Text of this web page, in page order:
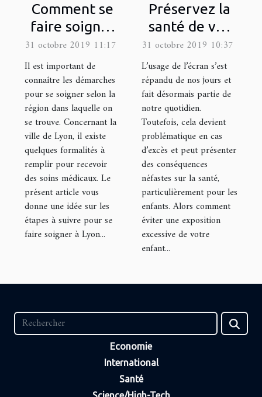
Comment se
faire soigner
dans la ville
de Lyon?
31 octobre 2019 11:17
Il est important de
connaître les démarches
pour se soigner selon la
région dans laquelle on
se trouve. Concernant la
ville de Lyon, il existe
quelques formalités à
remplir pour recevoir
des soins médicaux. Le
présent article vous
donne une idée sur les
étapes à suivre pour se
faire soigner à Lyon...
Préservez la
santé de vos
enfants en
limitant leur
exposition
aux écrans
31 octobre 2019 10:37
L’usage de l’écran s’est
répandu de nos jours et
fait désormais partie de
notre quotidien.
Toutefois, cela devient
problématique en cas
d’excès et peut présenter
des conséquences
néfastes sur la santé,
particulièrement pour les
enfants. Alors comment
éviter une exposition
excessive de votre
enfant...
Economie
International
Santé